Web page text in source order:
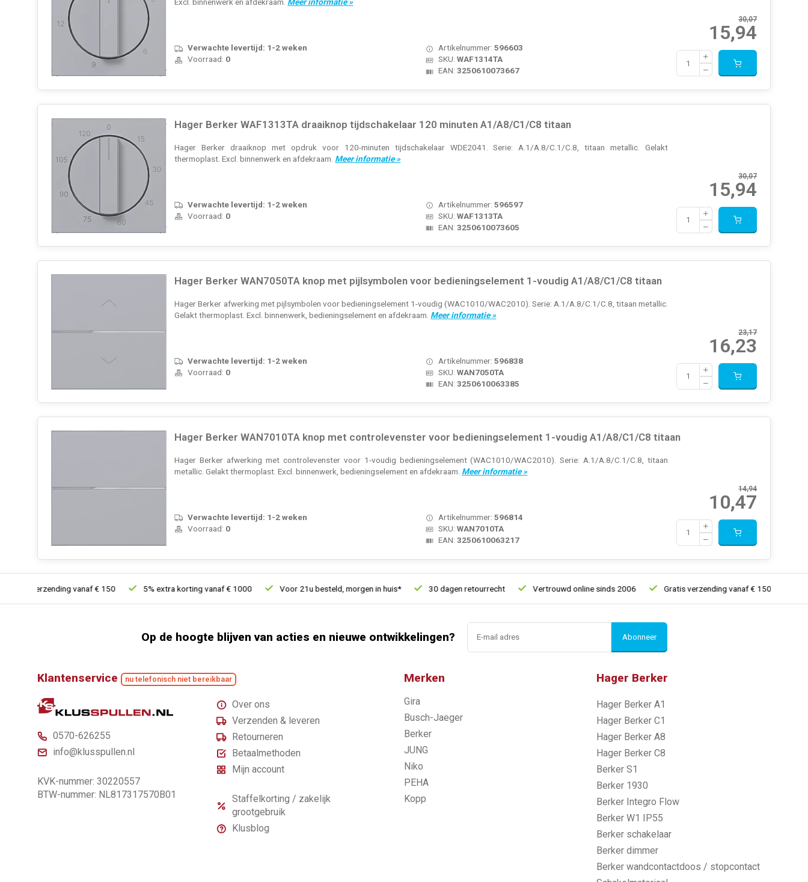
Excl. binnenwerk en afdekraam. Meer informatie »
30,07
15,94
Artikelnummer:596603
SKU:WAF1314TA
EAN:3250610073667
Verwachte levertijd: 1-2 weken
Voorraad: 0
Hager Berker WAF1313TA draaiknop tijdschakelaar 120 minuten A1/A8/C1/C8 titaan
Hager Berker draaiknop met opdruk voor 120-minuten tijdschakelaar WDE2041. Serie: A.1/A.8/C.1/C.8, titaan metallic. Gelakt
thermoplast. Excl. binnenwerk en afdekraam. Meer informatie »
30,07
15,94
Artikelnummer:596597
SKU:WAF1313TA
EAN:3250610073605
Verwachte levertijd: 1-2 weken
Voorraad: 0
Hager Berker WAN7050TA knop met pijlsymbolen voor bedieningselement 1-voudig A1/A8/C1/C8 titaan
Hager Berker afwerking met pijlsymbolen voor bedieningselement 1-voudig (WAC1010/WAC2010). Serie: A.1/A.8/C.1/C.8, titaan metallic.
Gelakt thermoplast. Excl. binnenwerk, bedieningselement en afdekraam. Meer informatie »
23,17
16,23
Artikelnummer:596838
SKU:WAN7050TA
EAN:3250610063385
Verwachte levertijd: 1-2 weken
Voorraad: 0
Hager Berker WAN7010TA knop met controlevenster voor bedieningselement 1-voudig A1/A8/C1/C8 titaan
Hager Berker afwerking met controlevenster voor 1-voudig bedieningselement (WAC1010/WAC2010). Serie: A.1/A.8/C.1/C.8, titaan
metallic. Gelakt thermoplast. Excl. binnenwerk, bedieningselement en afdekraam. Meer informatie »
14,94
10,47
Artikelnummer:596814
SKU:WAN7010TA
EAN:3250610063217
Verwachte levertijd: 1-2 weken
Voorraad: 0
vanaf € 150 5% extra korting vanaf € 1000 Voor 21u besteld, morgen in huis* 30 dagen retourrecht Vertrouwd online sinds 2006 Gratis verzending vanaf € 150 5% extra
Op de hoogte blijven van acties en nieuwe ontwikkelingen? Abonneer
Klantenservice nu telefonisch niet bereikbaar
0570-626255
info@klusspullen.nl
KVK-nummer: 30220557
BTW-nummer: NL817317570B01
Over ons
Verzenden & leveren
Retourneren
Betaalmethoden
Mijn account
Staffelkorting / zakelijk
grootgebruik
Klusblog
Merken
Gira
Busch-Jaeger
Berker
JUNG
Niko
PEHA
Kopp
Hager Berker
Hager Berker A1
Hager Berker C1
Hager Berker A8
Hager Berker C8
Berker S1
Berker 1930
Berker Integro Flow
Berker W1 IP55
Berker schakelaar
Berker dimmer
Berker wandcontactdoos / stopcontact